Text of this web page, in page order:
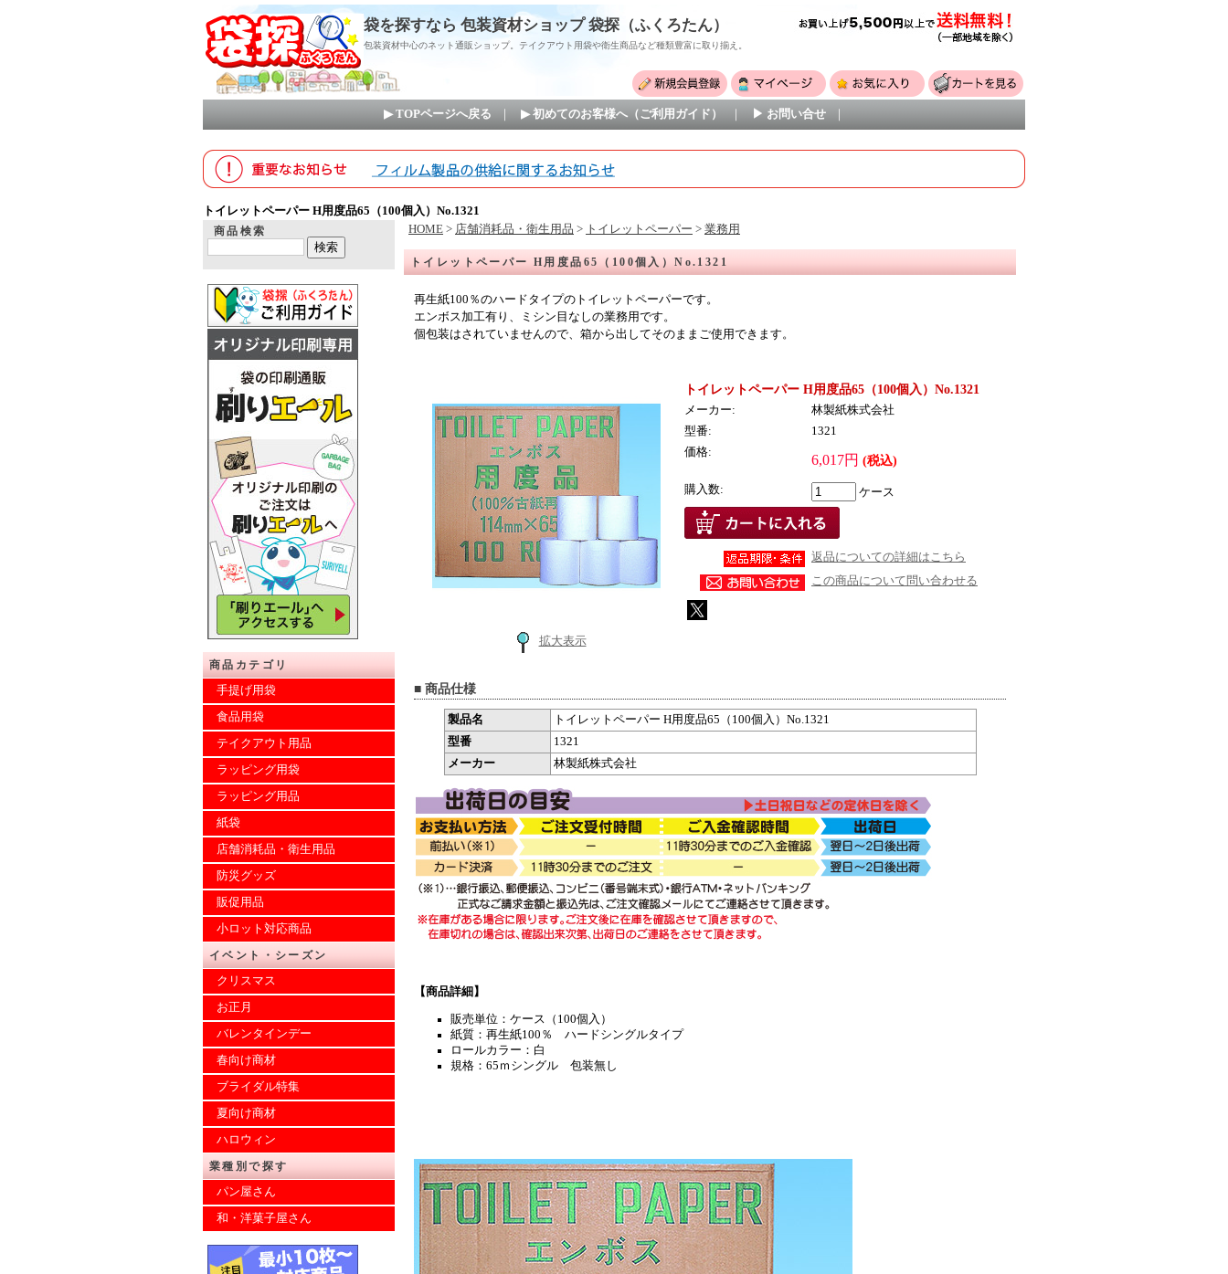
袋を探すなら 包装資材ショップ 袋探（ふくろたん）
包装資材中心のネット通販ショップ。テイクアウト用袋や衛生商品など種類豊富に取り揃え。
▶ TOPページへ戻る ▶ 初めてのお客様へ（ご利用ガイド） ▶ お問い合せ
トイレットペーパー H用度品65（100個入）No.1321
商品検索
商品カテゴリ
手提げ用袋
食品用袋
テイクアウト用品
ラッピング用袋
ラッピング用品
紙袋
店舗消耗品・衛生用品
防災グッズ
販促用品
小ロット対応商品
イベント・シーズン
クリスマス
お正月
バレンタインデー
春向け商材
ブライダル特集
夏向け商材
ハロウィン
業種別で探す
パン屋さん
和・洋菓子屋さん
HOME > 店舗消耗品・衛生用品 > トイレットペーパー > 業務用
トイレットペーパー H用度品65（100個入）No.1321
再生紙100％のハードタイプのトイレットペーパーです。
エンボス加工有り、ミシン目なしの業務用です。
個包装はされていませんので、箱から出してそのままご使用できます。
拡大表示
トイレットペーパー H用度品65（100個入）No.1321
メーカー:
林製紙株式会社
型番:
1321
価格:
6,017円 (税込)
購入数: ケース
返品についての詳細はこちら
この商品について問い合わせる
■ 商品仕様
製品名
トイレットペーパー H用度品65（100個入）No.1321
型番
1321
メーカー
林製紙株式会社
【商品詳細】
販売単位：ケース（100個入）
紙質：再生紙100％ ハードシングルタイプ
ロールカラー：白
規格：65ｍシングル 包装無し